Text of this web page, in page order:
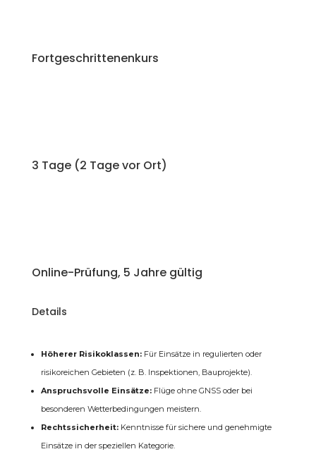
Fortgeschrittenenkurs
3 Tage (2 Tage vor Ort)
Online-Prüfung, 5 Jahre gültig
Details
Höherer Risikoklassen:Für Einsätze in regulierten oder
risikoreichen Gebieten (z. B. Inspektionen, Bauprojekte).
Anspruchsvolle Einsätze:Flüge ohne GNSS oder bei
besonderen Wetterbedingungen meistern.
Rechtssicherheit:Kenntnisse für sichere und genehmigte
Einsätze in der speziellen Kategorie.